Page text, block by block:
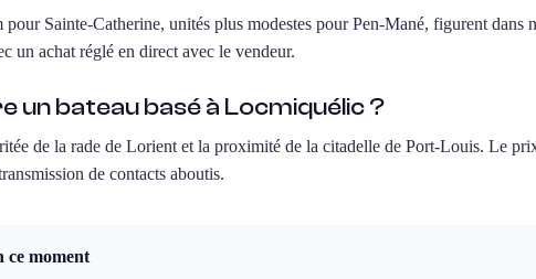
pour Sainte-Catherine, unités plus modestes pour Pen-Mané, figurent dans
un achat réglé en direct avec le vendeur.
un bateau basé à Locmiquélic ?
de la rade de Lorient et la proximité de la citadelle de Port-Louis. Le
de contacts aboutis.
ce moment